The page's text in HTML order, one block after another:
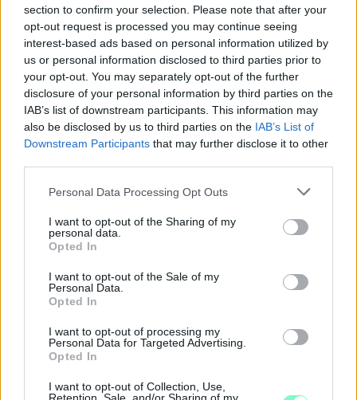
section to confirm your selection. Please note that after your
opt-out request is processed you may continue seeing
interest-based ads based on personal information utilized by
us or personal information disclosed to third parties prior to
your opt-out. You may separately opt-out of the further
disclosure of your personal information by third parties on the
IAB’s list of downstream participants. This information may
also be disclosed by us to third parties on the IAB’s List of
Downstream Participants that may further disclose it to other
Please note that this website/app uses one or more Google
not limited to your visit or usage behaviour. You may click to
grant or deny consent to Google and its third-party tags to
use your data for below specified purposes in below Google
consent section.
Personal Data Processing Opt Outs
I want to opt-out of the Sharing of my
personal data.
Opted In
I want to opt-out of the Sale of my
Personal Data.
Opted In
I want to opt-out of processing my
Personal Data for Targeted Advertising.
Opted In
I want to opt-out of Collection, Use,
INFLÁCIÓ MAGYARORSZÁGON
Júliusban mindössze 1,2 százalékkal emelkedtek éves
már csökkent.